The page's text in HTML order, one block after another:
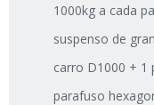
1000kg a cada
suspenso de
carro D1000 + 1
parafuso